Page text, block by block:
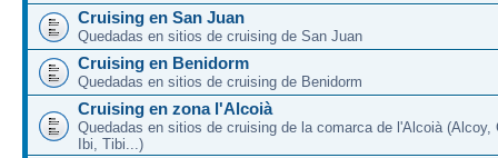
Cruising en San Juan
Quedadas en sitios de cruising de San Juan
Cruising en Benidorm
Quedadas en sitios de cruising de Benidorm
Cruising en zona l'Alcoià
Quedadas en sitios de cruising de la comarca de l'Alcoià (Alcoy,
Ibi, Tibi...)